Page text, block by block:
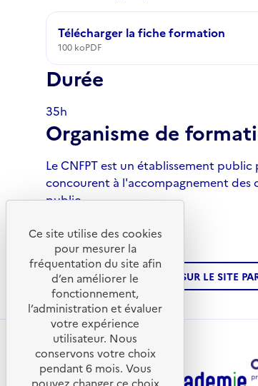
Télécharger la fiche formation
100 koPDF
Durée
35h
Organisme de
Le CNFPT est un établissement
concourent à l'accompagnement des
public.
Gratuit
PLUS D'INFORMATIONS SUR LE SITE
Ce site utilise des cookies
pour mesurer la
fréquentation du site afin
d’en améliorer le
fonctionnement,
l’administration et évaluer
votre expérience
utilisateur. Nous
conservons votre choix
pendant 6 mois. Vous
pouvez changer ce choix